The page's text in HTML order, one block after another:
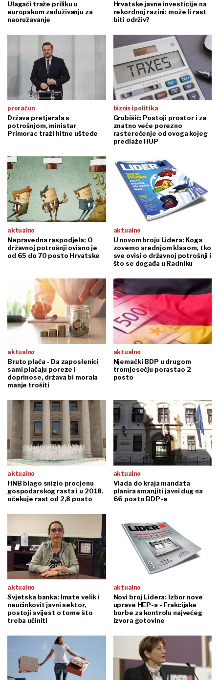
Ulagači traže priliku u
europskom zaduživanju za
naoružavanje
Hrvatske javne investicije na
rekordnoj razini: može li rast
biti održiv?
proračun
Država pretjerala s
potrošnjom, ministar
Primorac traži hitne uštede
biznis i politika
Grubišić: Postoji prostor i za
znatno veće porezno
rasterećenje od ovoga kojeg
predlaže HUP
aktualno
Nepravedna raspodjela: O
državnoj potrošnji ovisno je
od 65 do 70 posto Hrvatske
aktualno
U novom broju Lidera: Koga
zovemo srednjom klasom, tko
sve ovisi o državnoj potrošnji i
što se događa u Radniku
aktualno
Bruto plaća - Da zaposlenici
sami plaćaju poreze i
doprinose, država bi morala
manje trošiti
aktualno
Njemački BDP u drugom
tromjesečju porastao 2
posto
aktualno
HNB blago snizio procjenu
gospodarskog rasta i u 2018.
očekuje rast od 2,8 posto
aktualno
Vlada do kraja mandata
planira smanjiti javni dug na
66 posto BDP-a
aktualno
Svjetska banka: Imate velik i
neučinkovit javni sektor,
postoji svijest o tome što
treba učiniti
aktualno
Novi broj Lidera: Izbor nove
uprave HEP-a - Frakcijske
borbe za kontrolu najvećeg
izvora gotovine